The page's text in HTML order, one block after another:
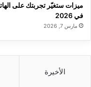
ميزات ستغيّر تجربتك على
في 2026
مارس 7, 2026
الأخيرة